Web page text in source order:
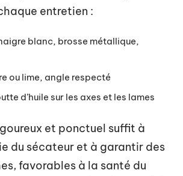
entretien :
blanc, brosse métallique,
ou lime, angle respecté
d’huile sur les axes et les lames
et ponctuel suffit à
du sécateur et à garantir des
favorables à la santé du